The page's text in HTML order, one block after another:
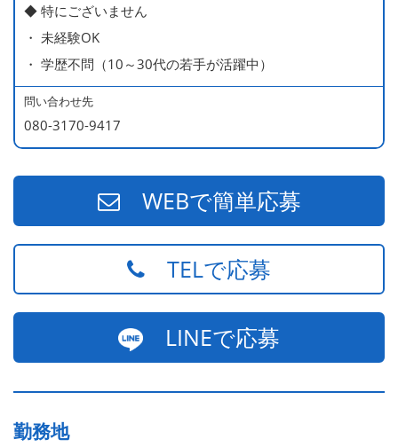
◆ 特にございません
・ 未経験OK
・ 学歴不問（10～30代の若手が活躍中）
問い合わせ先
080-3170-9417
WEBで簡単応募
TELで応募
LINEで応募
勤務地